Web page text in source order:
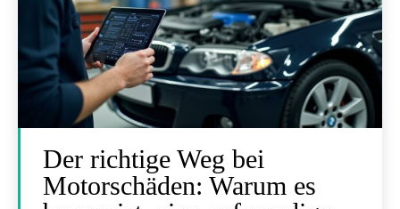
Der richtige Weg bei
Motorschäden: Warum es